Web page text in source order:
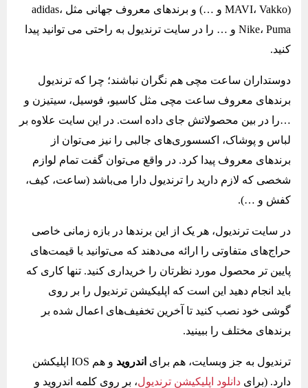
(MAVI، Vakko و …) و برندهای معروف جهانی مثل adidas،
Nike، Puma و … را در سایت ترندیول به راحتی می توانید پیدا
کنید.
دوستداران ساعت مچی هم نگران نباشند؛ چرا که ترندیول
برندهای معروف ساعت مچی مثل کاسیو، فوسیل، سیتیزن و
…را در بین محصولاتش جای داده است. در این سایت علاوه بر
لباس و پوشاک، اکسسوری‌های جالبی را نیز می‌توان از
برندهای معروف پیدا کرد. در واقع می‌توان گفت تمام لوازم
شخصی که لازم دارید را ترندیول دارا می‌باشد (ساعت، کیف،
کفش و …).
در سایت ترندیول، هر یک از این برندها در بازه زمانی خاصی
حراج‌های متفاوتی را ارائه می‌دهند که می‌توانید با قیمت‌های
پایین تر محصول مورد نظرتان را خریداری کنید. تنها کاری که
باید انجام دهید این است که اپلیکیشن ترندیول را بر روی
گوشی خود نصب کنید تا آخرین تخفیف‌های اعمال شده بر
برندهای مختلف را ببینید.
ترندیول به جز وبسایت، هم برای اندروید
و هم IOS اپلیکشن
دارد. (برای دانلود اپلیکیشن ترندیول، بر روی کلمه اندروید و